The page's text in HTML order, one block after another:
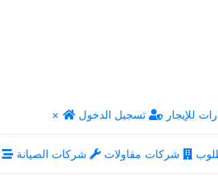
× للإيجار تسجيل الدخول
شركات مقاولات شركات الصيانة